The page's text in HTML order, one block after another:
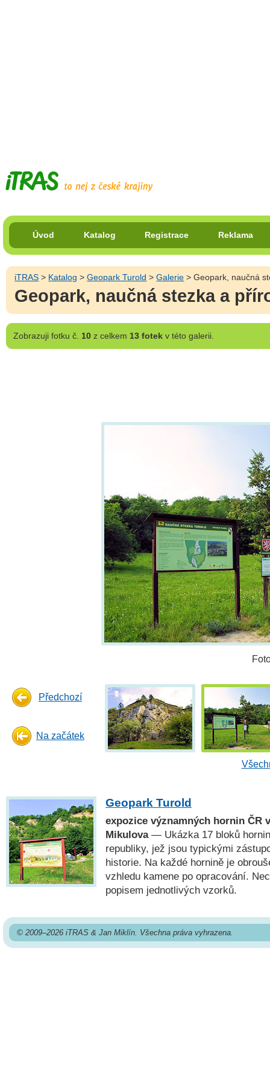
Úvod Katalog Registrace Reklama
iTRAS > Katalog >Geopark Turold >Galerie > Geopark, naučná
Geopark, naučná stezka a
Zobrazujifotku č. 10z celkem 13 fotekv této galerii.
Předchozí
Na začátek
Geopark Turold
expozice významných hornin ČR
Mikulova— Ukázka 17 bloků
republiky, jež jsou typickými
historie. Na každé hornině je
vzhledu kamene po opracování.
popisem jednotlivých vzorků.
© 2009–2026 iTRAS & Jan Miklín. Všechna práva vyhrazena.